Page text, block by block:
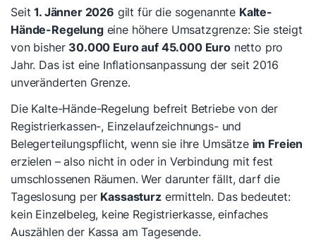
Seit1. Jänner 2026 gilt für die sogenannte Kalte-
Hände-Regelungeine höhere Umsatzgrenze: Sie steigt
von bisher 30.000 Euro auf 45.000 Euronetto pro
Jahr. Das ist eine Inflationsanpassung der seit 2016
unveränderten Grenze.
Die Kalte-Hände-Regelung befreit Betriebe von der
Registrierkassen-, Einzelaufzeichnungs- und
Belegerteilungspflicht, wenn sie ihre Umsätze im Freien
erzielen – also nicht in oder in Verbindung mit fest
umschlossenen Räumen. Wer darunter fällt, darf die
Tageslosung per Kassasturzermitteln. Das bedeutet:
kein Einzelbeleg, keine Registrierkasse, einfaches
Auszählen der Kassa am Tagesende.